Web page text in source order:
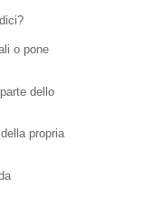
o pone
dello
propria